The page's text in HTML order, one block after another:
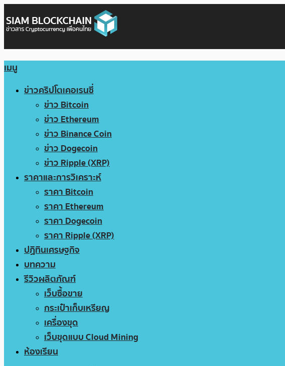
เมนู
ข่าวคริปโตเคอเรนซี่
ข่าว Bitcoin
ข่าว Ethereum
ข่าว Binance Coin
ข่าว Dogecoin
ข่าว Ripple (XRP)
ราคาและการวิเคราะห์
ราคา Bitcoin
ราคา Ethereum
ราคา Dogecoin
ราคา Ripple (XRP)
ปฏิทินเศรษฐกิจ
บทความ
รีวิวผลิตภัณฑ์
เว็บซื้อขาย
กระเป๋าเก็บเหรียญ
เครื่องขุด
เว็บขุดแบบ Cloud Mining
ห้องเรียน